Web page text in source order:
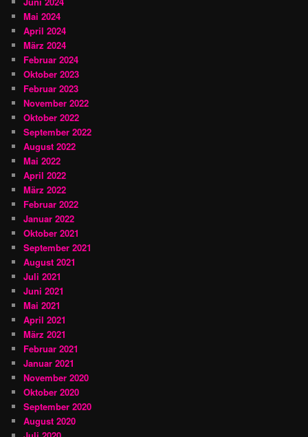
Mai 2024
April 2024
März 2024
Februar 2024
Oktober 2023
Februar 2023
November 2022
Oktober 2022
September 2022
August 2022
Mai 2022
April 2022
März 2022
Februar 2022
Januar 2022
Oktober 2021
September 2021
August 2021
Juli 2021
Juni 2021
Mai 2021
April 2021
März 2021
Februar 2021
Januar 2021
November 2020
Oktober 2020
September 2020
August 2020